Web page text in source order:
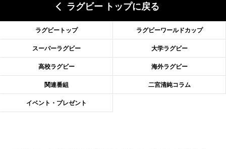
2026年6月18日(木)更新
滑川剛人レフリー、早過ぎる引退「27年W杯の主審、遠のいた夢」
2026年6月11日(木)更新
神戸、リーグワン初優勝の道のりデイブ・レニーHCの功績と財産
2026年6月4日(木)更新
“泣き虫先生”こと山口良治氏死去「信は力なり」骨太の教育方針
ラグビー トップに戻る
ラグビートップ ラグビーワールドカップ
スーパーラグビー 大学ラグビー
高校ラグビー 海外ラグビー
関連番組 二宮清純コラム
イベント・プレゼント